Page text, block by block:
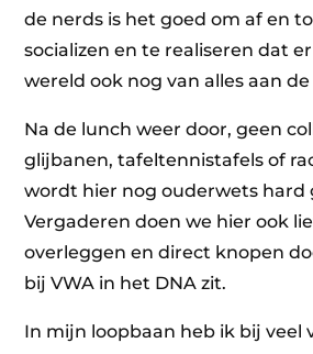
de nerds is het goed om af en
socializen en te realiseren dat
wereld ook nog van alles aan de
Na de lunch weer door, geen
glijbanen, tafeltennistafels of
wordt hier nog ouderwets hard
Vergaderen doen we hier ook
overleggen en direct knopen
bij VWA in het DNA zit.
In mijn loopbaan heb ik bij veel